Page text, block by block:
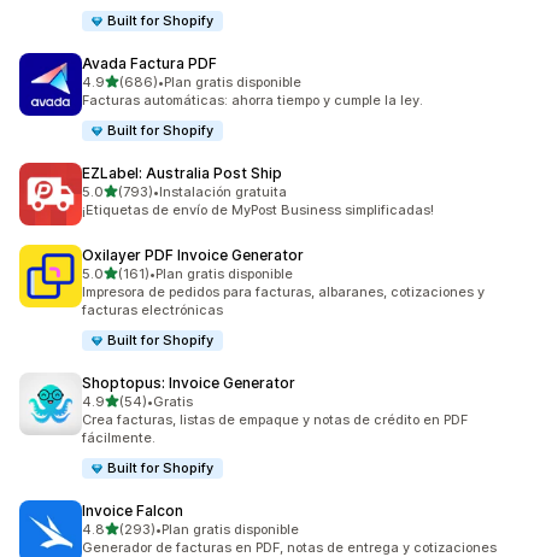
Built for Shopify
Avada Factura PDF
4.9de 5 estrellas
(686)
686 reseñas en total
•Plan gratis disponible
Facturas automáticas: ahorra tiempo y cumple la ley.
Built for Shopify
EZLabel: Australia Post Ship
5.0de 5 estrellas
(793)
793 reseñas en total
•Instalación gratuita
¡Etiquetas de envío de MyPost Business simplificadas!
Oxilayer PDF Invoice Generator
5.0de 5 estrellas
(161)
161 reseñas en total
•Plan gratis disponible
Impresora de pedidos para facturas, albaranes, cotizaciones y
facturas electrónicas
Built for Shopify
Shoptopus: Invoice Generator
4.9de 5 estrellas
(54)
54 reseñas en total
•Gratis
Crea facturas, listas de empaque y notas de crédito en PDF
fácilmente.
Built for Shopify
Invoice Falcon
4.8de 5 estrellas
(293)
293 reseñas en total
•Plan gratis disponible
Generador de facturas en PDF, notas de entrega y cotizaciones